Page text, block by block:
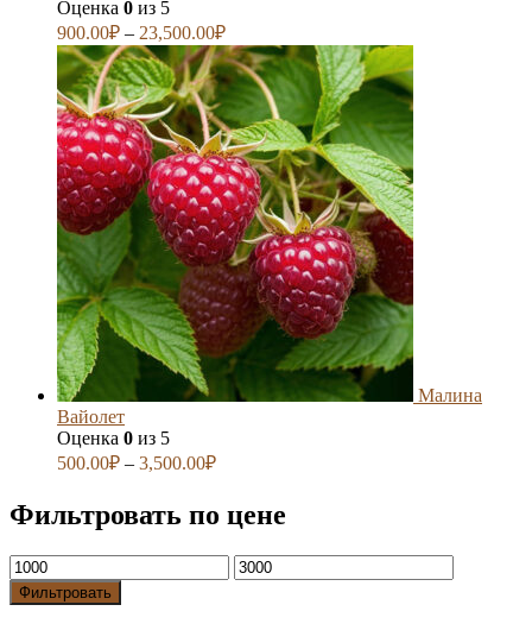
Оценка 0 из 5
900.00₽ – 23,500.00₽
Малина
Вайолет
Оценка 0 из 5
500.00₽ – 3,500.00₽
Фильтровать по цене
Фильтровать